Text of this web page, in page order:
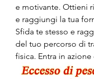
e motivante. Ottieni
e raggiungi la tua
Sfida te stesso e
del tuo percorso di
fisica. Entra in